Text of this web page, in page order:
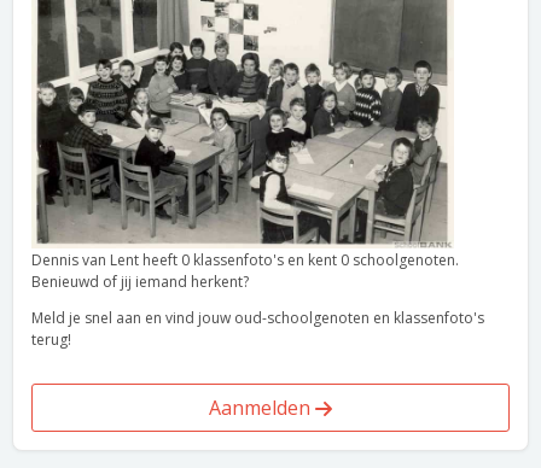
Dennis van Lent heeft 0 klassenfoto's en kent 0 schoolgenoten.
Benieuwd of jij iemand herkent?
Meld je snel aan en vind jouw oud-schoolgenoten en klassenfoto's
terug!
Aanmelden